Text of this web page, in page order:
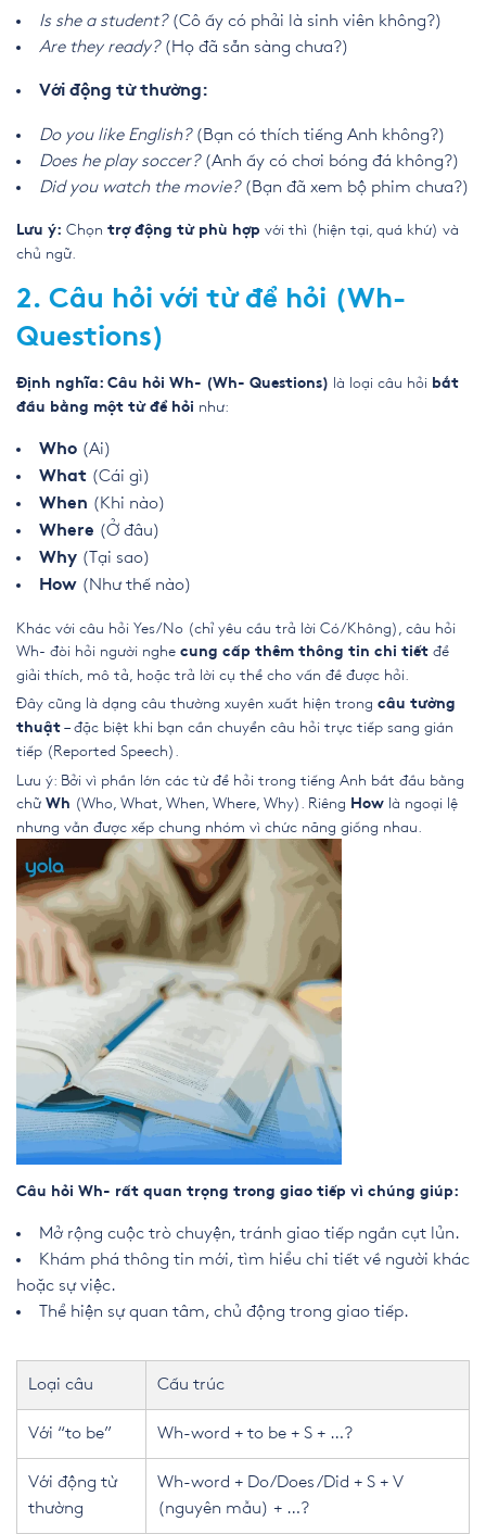
Is she a student?(Cô ấy có phải là sinh viên không?)
Are they ready?(Họ đã sẵn sàng chưa?)
Với động từ thường:
Do you like English?(Bạn có thích tiếng Anh không?)
Does he play soccer?(Anh ấy có chơi bóng đá không?)
Did you watch the movie?(Bạn đã xem bộ phim chưa?)
Lưu ý: Chọn trợ động từ phù hợp với thì (hiện tại, quá khứ) và
chủ ngữ.
2. Câu hỏi với từ để hỏi (Wh-
Questions)
Định nghĩa: Câu hỏi Wh- (Wh- Questions) là loại câu hỏi bắt
đầu bằng một từ để hỏi như:
Who (Ai)
What (Cái gì)
When (Khi nào)
Where (Ở đâu)
Why (Tại sao)
How (Như thế nào)
Khác với câu hỏi Yes/No (chỉ yêu cầu trả lời Có/Không), câu hỏi
Wh- đòi hỏi người nghe cung cấp thêm thông tin chi tiết để
giải thích, mô tả, hoặc trả lời cụ thể cho vấn đề được hỏi.
Đây cũng là dạng câu thường xuyên xuất hiện trong câu tường
thuật – đặc biệt khi bạn cần chuyển câu hỏi trực tiếp sang gián
tiếp (Reported Speech).
Lưu ý: Bởi vì phần lớn các từ để hỏi trong tiếng Anh bắt đầu bằng
chữ Wh (Who, What, When, Where, Why). Riêng How là ngoại lệ
nhưng vẫn được xếp chung nhóm vì chức năng giống nhau.
Câu hỏi Wh- rất quan trọng trong giao tiếp vì chúng giúp:
Mở rộng cuộc trò chuyện, tránh giao tiếp ngắn cụt lủn.
Khám phá thông tin mới, tìm hiểu chi tiết về người khác
hoặc sự việc.
Thể hiện sự quan tâm, chủ động trong giao tiếp.
Loại câu Cấu trúc
Với “to be” Wh-word + to be + S + …?
Với động từ
thường
Wh-word + Do/Does/Did + S + V
(nguyên mẫu) + …?